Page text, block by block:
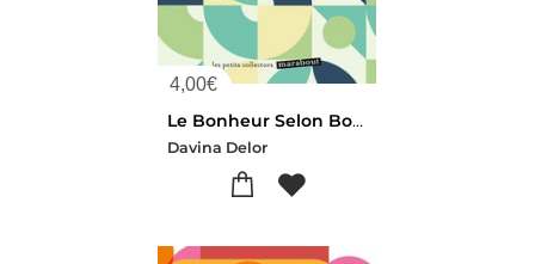
4,00€
Le Bonheur Selon Bouddha
Davina Delor